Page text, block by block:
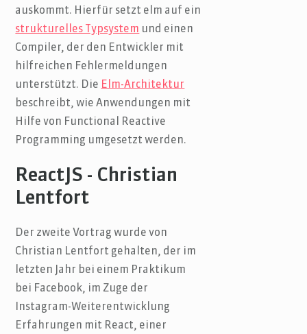
auskommt. Hierfür setzt elm auf ein
strukturelles Typsystem und einen
Compiler, der den Entwickler mit
hilfreichen Fehlermeldungen
unterstützt. Die Elm-Architektur
beschreibt, wie Anwendungen mit
Hilfe von Functional Reactive
Programming umgesetzt werden.
ReactJS - Christian
Lentfort
Der zweite Vortrag wurde von
Christian Lentfort gehalten, der im
letzten Jahr bei einem Praktikum
bei Facebook, im Zuge der
Instagram-Weiterentwicklung
Erfahrungen mit React, einer